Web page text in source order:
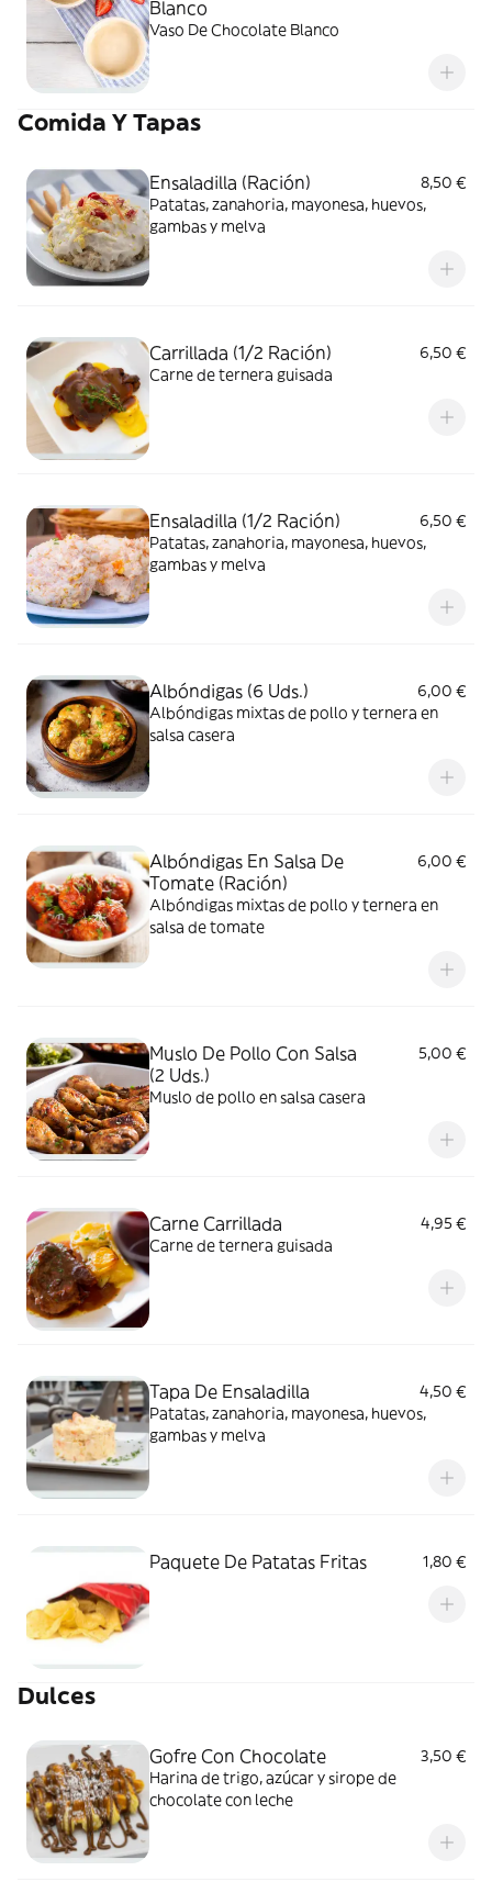
Blanco
Vaso De Chocolate Blanco
Comida Y Tapas
Ensaladilla (Ración)
8,50 €
Patatas, zanahoria, mayonesa, huevos,
gambas y melva
Carrillada (1/2 Ración)
6,50 €
Carne de ternera guisada
Ensaladilla (1/2 Ración)
6,50 €
Patatas, zanahoria, mayonesa, huevos,
gambas y melva
Albóndigas (6 Uds.)
6,00 €
Albóndigas mixtas de pollo y ternera en
salsa casera
Albóndigas En Salsa De
Tomate (Ración)
6,00 €
Albóndigas mixtas de pollo y ternera en
salsa de tomate
Muslo De Pollo Con Salsa
(2 Uds.)
5,00 €
Muslo de pollo en salsa casera
Carne Carrillada
4,95 €
Carne de ternera guisada
Tapa De Ensaladilla
4,50 €
Patatas, zanahoria, mayonesa, huevos,
gambas y melva
Paquete De Patatas Fritas 1,80 €
Dulces
Gofre Con Chocolate
3,50 €
Harina de trigo, azúcar y sirope de
chocolate con leche